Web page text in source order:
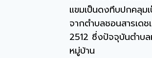
แขมเป็นดงทึบปกคลุม
จากตำบลชอนสารเด
2512 ซึ่งปัจจุบันตำบ
หมู่บ้าน